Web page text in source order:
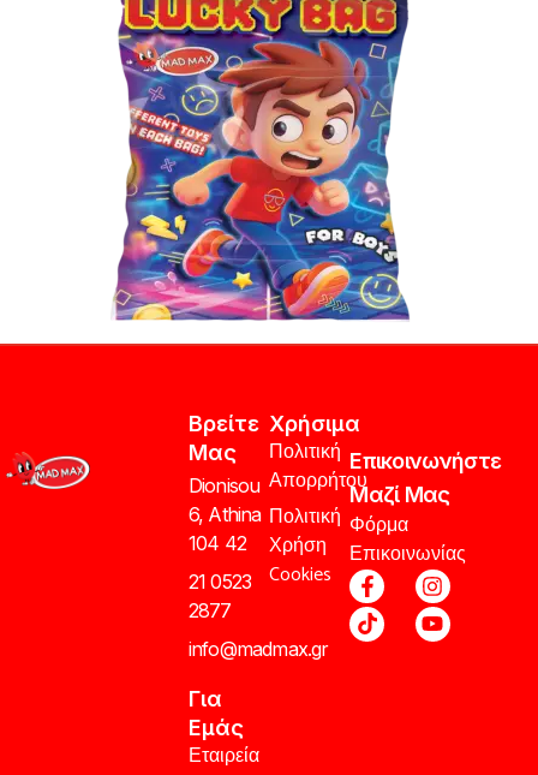
Βρείτε
Μας
Dionisou
6, Athina
104 42
21 0523
2877
info@madmax.gr
Για
Εμάς
Εταιρεία
Χρήσιμα
Πολιτική
Απορρήτου
Πολιτική
Χρήση
Cookies
Επικοινωνήστε
Μαζί Μας
Φόρμα
Επικοινωνίας